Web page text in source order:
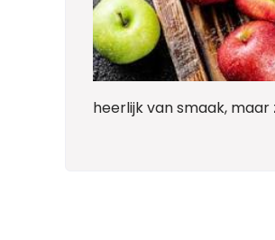
heerlijk van smaak,